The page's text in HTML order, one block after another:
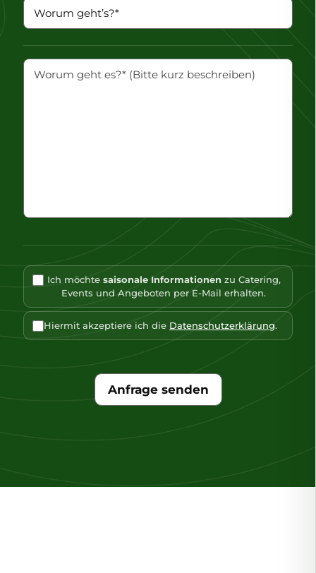
Ich möchte saisonale Informationen zu Catering,
Events und Angeboten per E-Mail erhalten.
Hiermit akzeptiere ich die Datenschutzerklärung.